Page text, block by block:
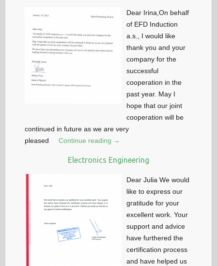
Dear Irina,On behalf
of EFD Induction
a.s., I would like
thank you and your
company for the
successful
cooperation in the
past year. May I
hope that our joint
cooperation will be
continued in future as we are very
pleased
Continue reading →
Electronics Engineering
Dear Julia We would
like to express our
gratitude for your
excellent work. Your
support and advice
have furthered the
certification process
and have helped us